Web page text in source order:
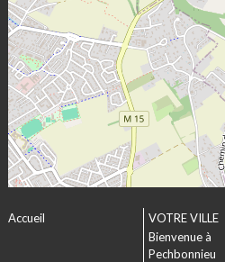
Accueil
VOTRE VILLE
Bienvenue à
Pechbonnieu